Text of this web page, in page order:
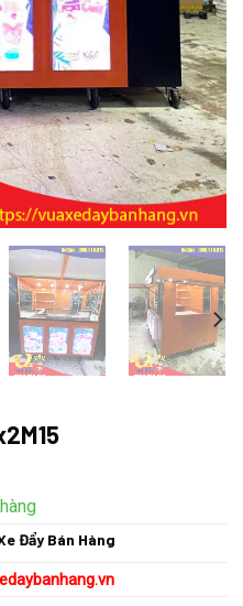
Đẩy Bán Hàng